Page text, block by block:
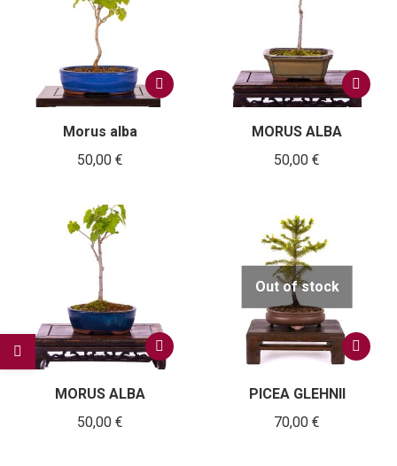
Morus alba
50,00 €
MORUS ALBA
50,00 €
MORUS ALBA
50,00 €
Out of stock
PICEA GLEHNII
70,00 €